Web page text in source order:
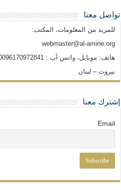
تواصل معنا
للمزيد من المعلومات، المكتب:
webmaster@al-amine.org
هاتف: موبايل، واتس آب : 0096170972841
بيروت – لبنان
إشترك معنا
Email